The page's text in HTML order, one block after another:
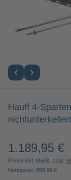
Hauff 4-
Regulärer Preis:
1.189,95 €
Preise inkl. MwSt. zzgl.
Nettopreis: 999,96 €